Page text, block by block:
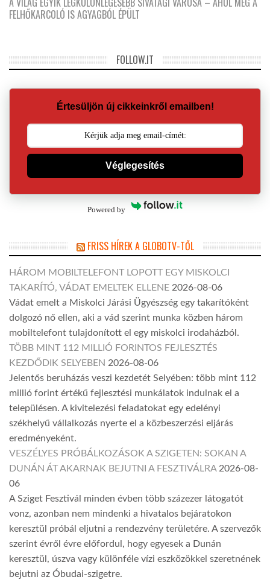
FELHŐKARCOLÓ IS AGYAGBÓL ÉPÜLT
FOLLOW.IT
Értesüljön új cikkeinkről emailben!
Véglegesítés
Powered by
FRISS HÍREK A GLOBOTV-TŐL
HÁROM MOBILTELEFONT LOPOTT EGY MISKOLCI
TAKARÍTÓ, VÁDAT EMELTEK ELLENE 2026-08-06
Vádat emelt a Miskolci Járási Ügyészség egy takarítóként
dolgozó nő ellen, aki a vád szerint munka közben három
mobiltelefont tulajdonított el egy miskolci irodaházból.
TÖBB MINT 112 MILLIÓ FORINTOS FEJLESZTÉS
KEZDŐDIK SELYEBEN 2026-08-06
Jelentős beruházás veszi kezdetét Selyében: több mint 112
millió forint értékű fejlesztési munkálatok indulnak el a
településen. A kivitelezési feladatokat egy edelényi
székhelyű vállalkozás nyerte el a közbeszerzési eljárás
eredményeként.
VESZÉLYES PRÓBÁLKOZÁSOK A SZIGETEN: SOKAN A
DUNÁN ÁT AKARNAK BEJUTNI A FESZTIVÁLRA 2026-08-
06
A Sziget Fesztivál minden évben több százezer látogatót
vonz, azonban nem mindenki a hivatalos bejáratokon
keresztül próbál eljutni a rendezvény területére. A szervezők
szerint évről évre előfordul, hogy egyesek a Dunán
keresztül, úszva vagy különféle vízi eszközökkel szeretnének
bejutni az Óbudai-szigetre.